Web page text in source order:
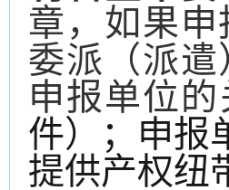
章，如果
委派（派
申报单位
件）；申报
提供产权纽